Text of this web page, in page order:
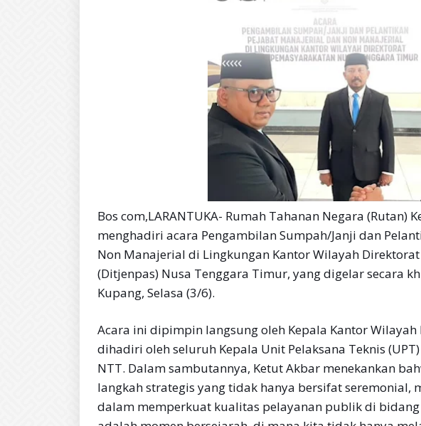
Bos com,LARANTUKA- Rumah Tahanan Negara (Rutan)
menghadiri acara Pengambilan Sumpah/Janji dan
Non Manajerial di Lingkungan Kantor Wilayah
(Ditjenpas) Nusa Tenggara Timur, yang digelar secara
Kupang, Selasa (3/6).
Acara ini dipimpin langsung oleh Kepala Kantor
dihadiri oleh seluruh Kepala Unit Pelaksana Teknis
NTT. Dalam sambutannya, Ketut Akbar menekankan
langkah strategis yang tidak hanya bersifat seremonial,
dalam memperkuat kualitas pelayanan publik di